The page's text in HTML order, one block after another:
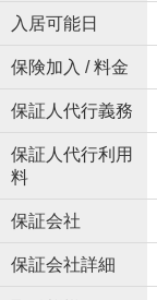
入居可能日
保険加入 / 料金
保証人代行義務
保証人代行利用
料
保証会社
保証会社詳細